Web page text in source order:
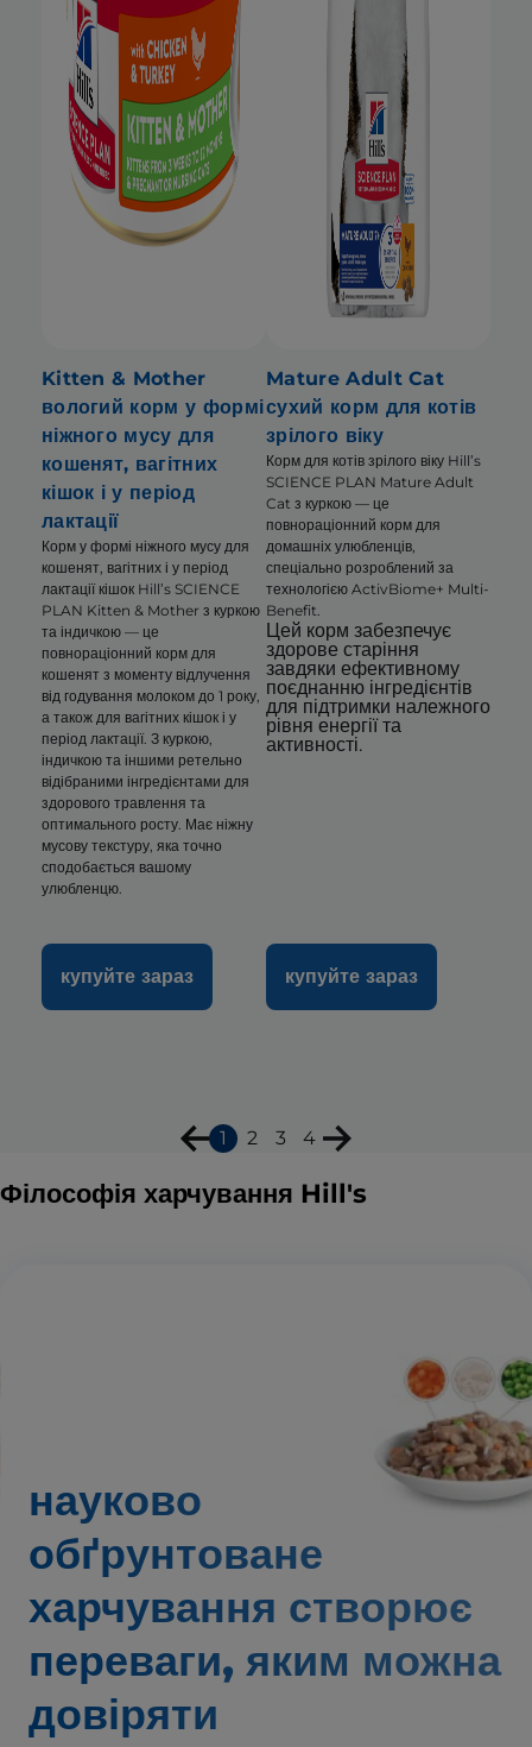
Kitten & Mother
вологий корм у формі
ніжного мусу для
кошенят, вагітних
кішок і у період
лактації
Корм у формі ніжного мусу для
кошенят, вагітних і у період
лактації кішок Hill’s SCIENCE
PLAN Kitten & Mother з куркою
та індичкою — це
повнораціонний корм для
кошенят з моменту відлучення
від годування молоком до 1 року,
а також для вагітних кішок і у
період лактації. З куркою,
індичкою та іншими ретельно
відібраними інгредієнтами для
здорового травлення та
оптимального росту. Має ніжну
мусову текстуру, яка точно
сподобається вашому
улюбленцю.
купуйте зараз
Mature Adult Cat
сухий корм для котів
зрілого віку
Корм для котів зрілого віку Hill’s
SCIENCE PLAN Mature Adult
Cat з куркою — це
повнораціонний корм для
домашніх улюбленців,
спеціально розроблений за
технологією ActivBiome+ Multi-
Benefit.
Цей корм забезпечує
здорове старіння
завдяки ефективному
поєднанню інгредієнтів
для підтримки належного
рівня енергії та
активності.
купуйте зараз
1 2 3 4
Філософія харчування Hill's
науково
обґрунтоване
харчування створює
переваги, яким можна
довіряти